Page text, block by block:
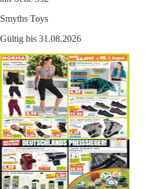
Smyths Toys
Gültig bis 31.08.2026